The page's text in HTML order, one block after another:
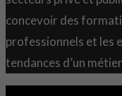
concevoir des
professionnels et les
tendances d’un